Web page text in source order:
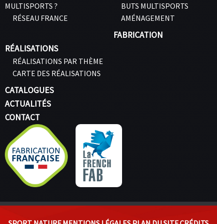
MULTISPORTS ?
RÉSEAU FRANCE
BUTS MULTISPORTS
AMÉNAGEMENT
FABRICATION
RÉALISATIONS
RÉALISATIONS PAR THÈME
CARTE DES RÉALISATIONS
CATALOGUES
ACTUALITÉS
CONTACT